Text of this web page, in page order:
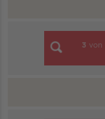
3 von